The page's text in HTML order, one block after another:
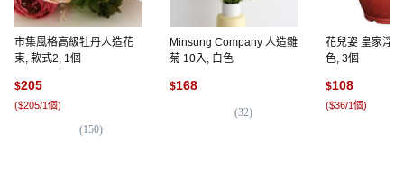
市集風格高級牡丹人造花
束, 款式2, 1個
$205
($205/1個)
(150)
Minsung Company 人造雛
菊 10入, 白色
$168
(32)
花兒姿 皇家浮
色, 3個
$108
($36/1個)